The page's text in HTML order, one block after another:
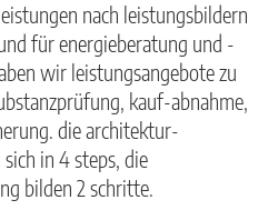
nach leistungsbildern
für energieberatung und -
wir leistungsangebote zu
kauf-abnahme,
die architektur-
in 4 steps, die
bilden 2 schritte.